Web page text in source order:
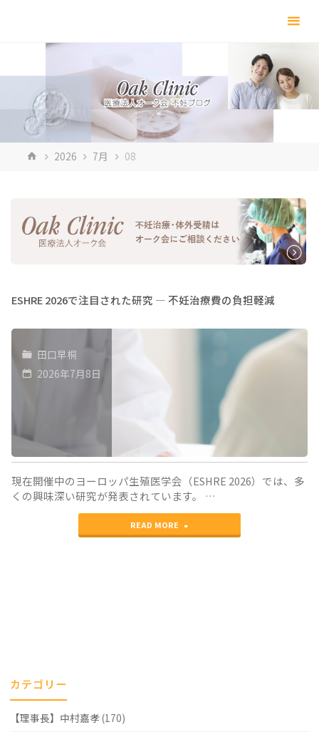
キ
ホ 2026 7月 08
ESHRE 2026で注目された研究 ― 不妊治療費の負担軽減
田口早桐
2026年7月8日
現在開催中のヨーロッパ生殖医学会（ESHRE 2026）では、多
くの興味深い研究が発表されています。 …
READ MORE
"ESHRE
カテゴリー
【理事長】中村嘉孝(170)